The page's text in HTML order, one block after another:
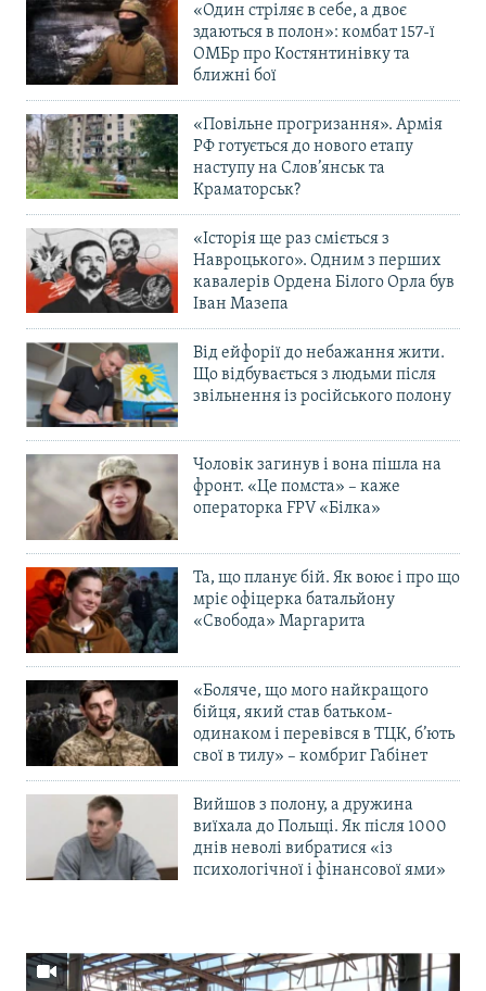
«Один стріляє в себе, а двоє
здаються в полон»: комбат 157-ї
ОМБр про Костянтинівку та
ближні бої
«Повільне прогризання». Армія
РФ готується до нового етапу
наступу на Слов’янськ та
Краматорськ?
«Історія ще раз сміється з
Навроцького». Одним з перших
кавалерів Ордена Білого Орла був
Іван Мазепа
Від ейфорії до небажання жити.
Що відбувається з людьми після
звільнення із російського полону
Чоловік загинув і вона пішла на
фронт. «Це помста» – каже
операторка FPV «Білка»
Та, що планує бій. Як воює і про що
мріє офіцерка батальйону
«Свобода» Маргарита
«Боляче, що мого найкращого
бійця, який став батьком-
одинаком і перевівся в ТЦК, б’ють
свої в тилу» – комбриг Габінет
Вийшов з полону, а дружина
виїхала до Польщі. Як після 1000
днів неволі вибратися «із
психологічної і фінансової ями»